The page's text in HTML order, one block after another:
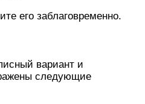
его заблаговременно.
вариант и
следующие